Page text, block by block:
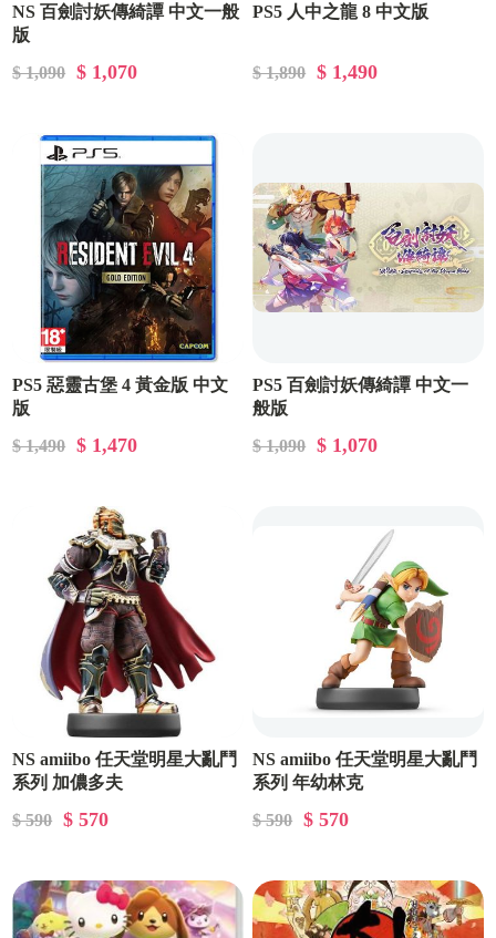
NS 百劍討妖傳綺譚 中文一般
版
$ 1,090
$ 1,070
PS5 人中之龍 8 中文版
$ 1,890 $ 1,490
PS5 惡靈古堡 4 黃金版 中文
版
$ 1,490
$ 1,470
PS5 百劍討妖傳綺譚 中文一
般版
$ 1,090
$ 1,070
NS amiibo 任天堂明星大亂鬥
系列 加儂多夫
$ 590
$ 570
NS amiibo 任天堂明星大亂鬥
系列 年幼林克
$ 590
$ 570